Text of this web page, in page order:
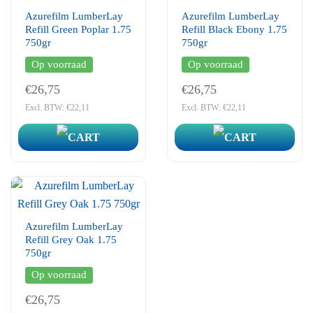
Azurefilm LumberLay
Refill Green Poplar 1.75
750gr
Op voorraad
€26,75
Excl. BTW: €22,11
Azurefilm LumberLay
Refill Black Ebony 1.75
750gr
Op voorraad
€26,75
Excl. BTW: €22,11
Azurefilm LumberLay
Refill Grey Oak 1.75
750gr
Op voorraad
€26,75